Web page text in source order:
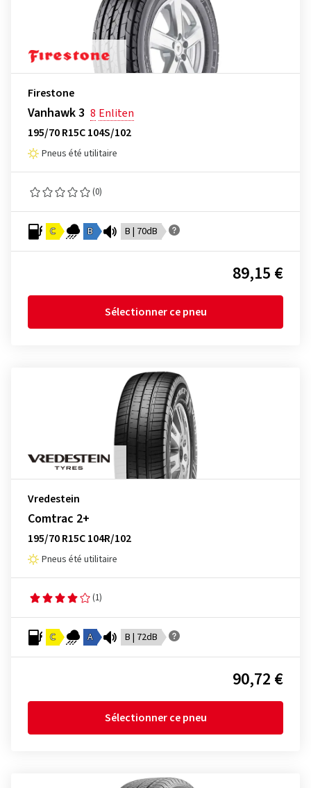
Firestone
Vanhawk 3 8 Enliten
195/70 R15C 104S/102
Pneus été utilitaire
(0)
C B B | 70dB
89,15 €
Sélectionner ce pneu
Vredestein
Comtrac 2+
195/70 R15C 104R/102
Pneus été utilitaire
(1)
C A B | 72dB
90,72 €
Sélectionner ce pneu